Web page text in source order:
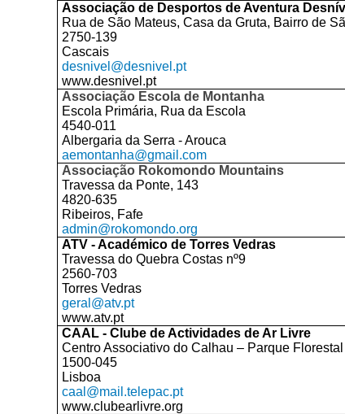
Associação de Desportos de Aventura
Rua de São Mateus, Casa da Gruta, Bairro de
2750-139
Cascais
desnivel@desnivel.pt
www.desnivel.pt
Associação Escola de Montanha
Escola Primária, Rua da Escola
4540-011
Albergaria da Serra - Arouca
aemontanha@gmail.com
Associação Rokomondo Mountains
Travessa da Ponte, 143
4820-635
Ribeiros, Fafe
admin@rokomondo.org
ATV - Académico de Torres Vedras
Travessa do Quebra Costas nº9
2560-703
Torres Vedras
geral@atv.pt
www.atv.pt
CAAL - Clube de Actividades de Ar Livre
Centro Associativo do Calhau – Parque
1500-045
Lisboa
caal@mail.telepac.pt
www.clubearlivre.org